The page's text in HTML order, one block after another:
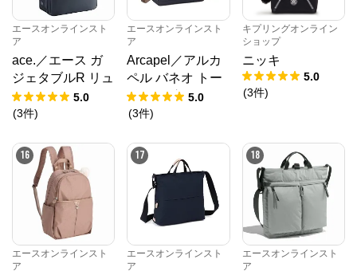
エースオンラインスト
ア
ace.／エース ガ
ジェタブルR リュ
ック 11L A4ファ
イル/13.3インチP
5.0
(3件)
エースオンラインスト
ア
Arcapel／アルカ
ペル バネオ トー
トバッグ 15L 688
34
5.0
(3件)
キプリングオンライン
ショップ
ニッキ
5.0
(3件)
16
エースオンラインスト
ア
17
エースオンラインスト
ア
18
エースオンラインスト
ア